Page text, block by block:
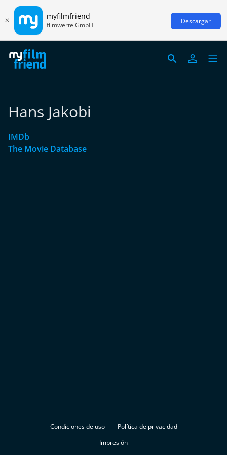
myfilmfriend
filmwerte GmbH Descargar
Hans Jakobi
IMDb
The Movie Database
Condiciones de uso
Política de privacidad
Impresión